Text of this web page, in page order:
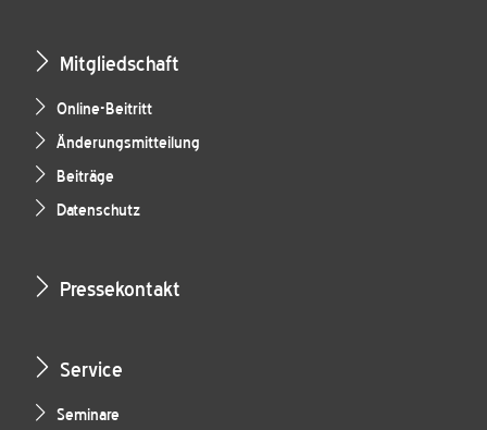
Mitgliedschaft
Online-Beitritt
Änderungsmitteilung
Beiträge
Datenschutz
Pressekontakt
Service
Seminare